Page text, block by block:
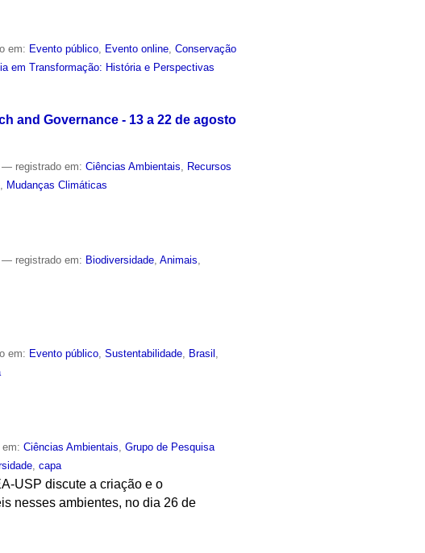
em: Evento público Evento online ,Conservação
em Transformação: História e Perspectivas
and Governance - 13 a 22 de agosto
— registrado em:Ciências Ambientais, Recursos
, Mudanças Climáticas
— registrado em: Biodiversidade,Animais,
em: Evento público ,Sustentabilidade Brasil
em:Ciências Ambientais ,Grupo de Pesquisa
,capa
USP discute a criação e o
nesses ambientes, no dia 26 de